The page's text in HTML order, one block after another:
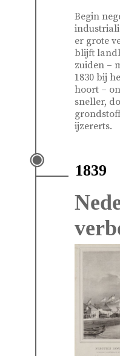
Begin
er grote
blijft
zuiden –
1830 bij
hoort –
sneller,
ijzererts.
1839